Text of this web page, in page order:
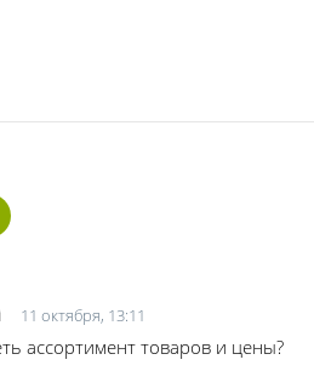
11 октября, 13:11
ассортимент товаров и цены?